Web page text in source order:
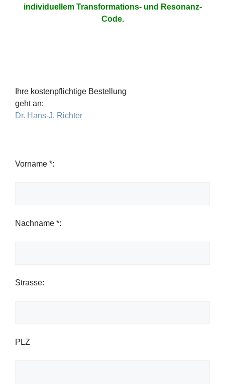
individuellem Transformations- und Resonanz-
Code.
Ihre kostenpflichtige Bestellung
geht an:
Dr. Hans-J. Richter
Vorname *:
Nachname *:
Strasse:
PLZ